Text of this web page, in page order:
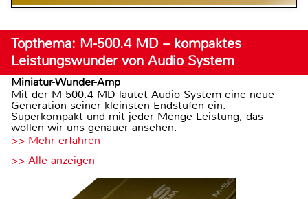
Topthema: M-500.4 MD – kompaktes
Leistungswunder von Audio System
Miniatur-Wunder-Amp
Mit der M-500.4 MD läutet Audio System eine neue
Generation seiner kleinsten Endstufen ein.
Superkompakt und mit jeder Menge Leistung, das
wollen wir uns genauer ansehen.
>> Mehr erfahren
>> Alle anzeigen